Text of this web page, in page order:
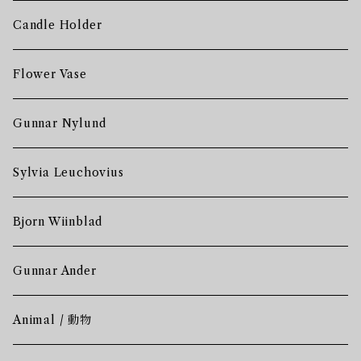
Candle Holder
Flower Vase
Gunnar Nylund
Sylvia Leuchovius
Bjorn Wiinblad
Gunnar Ander
Animal / 動物